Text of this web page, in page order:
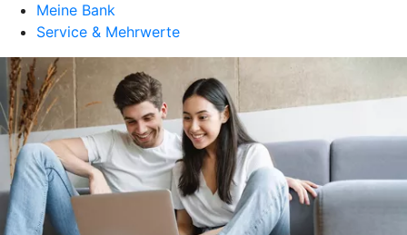
Meine Bank
Service & Mehrwerte